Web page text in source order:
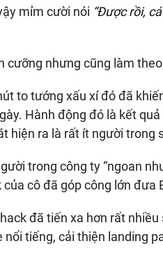
mỉm cười nói “Được rồi,
cưỡng nhưng cũng làm
to tướng xấu xí đó đã
Hành động đó là kết
hiện ra là rất ít người trong
trong công ty “ngoan
cô đã góp công lớn
đã tiến xa hơn rất
nổi tiếng, cải thiện landing